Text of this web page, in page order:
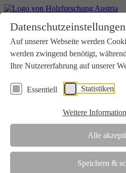
Datenschutzeinstellungen
Auf unserer Webseite werden
werden zwingend benötigt,
Ihre Nutzererfahrung auf unserer
Essentiell Statistiken
Weitere
Alle
Speichern &
Aktuelles
Downloads
Kontakt
Login
Verein
Wir unterstützen die Interessen der
Zusammenarbeit mit Wissenschaft
Die Holzforschung Austria ist